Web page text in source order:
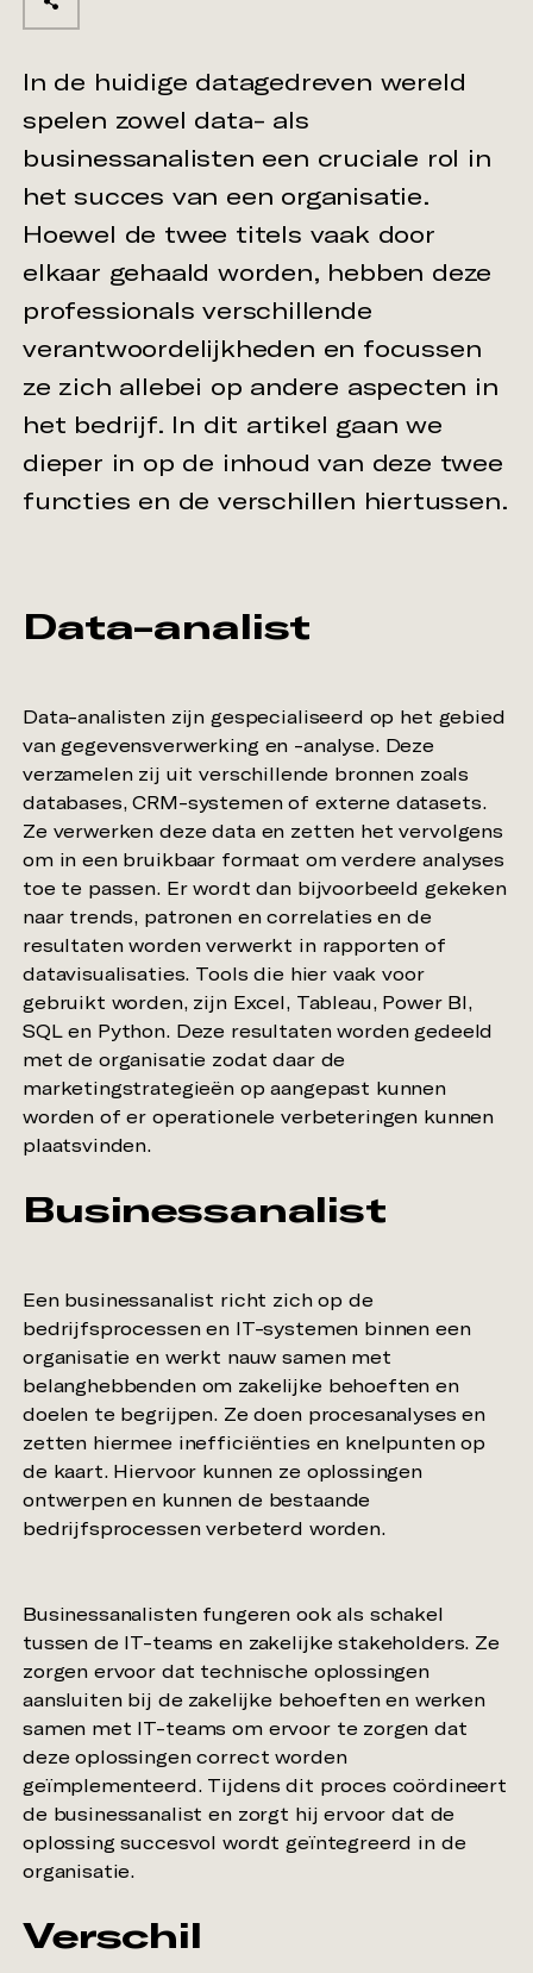
In de huidige datagedreven wereld
spelen zowel data- als
businessanalisten een cruciale rol in
het succes van een organisatie.
Hoewel de twee titels vaak door
elkaar gehaald worden, hebben deze
professionals verschillende
verantwoordelijkheden en focussen
ze zich allebei op andere aspecten in
het bedrijf. In dit artikel gaan we
dieper in op de inhoud van deze twee
functies en de verschillen hiertussen.
Data-analist
Data-analisten zijn gespecialiseerd op het gebied
van gegevensverwerking en -analyse. Deze
verzamelen zij uit verschillende bronnen zoals
databases, CRM-systemen of externe datasets.
Ze verwerken deze data en zetten het vervolgens
om in een bruikbaar formaat om verdere analyses
toe te passen. Er wordt dan bijvoorbeeld gekeken
naar trends, patronen en correlaties en de
resultaten worden verwerkt in rapporten of
datavisualisaties. Tools die hier vaak voor
gebruikt worden, zijn Excel, Tableau, Power BI,
SQL en Python. Deze resultaten worden gedeeld
met de organisatie zodat daar de
marketingstrategieën op aangepast kunnen
worden of er operationele verbeteringen kunnen
Businessanalist
Een businessanalist richt zich op de
bedrijfsprocessen en IT-systemen binnen een
organisatie en werkt nauw samen met
belanghebbenden om zakelijke behoeften en
doelen te begrijpen. Ze doen procesanalyses en
zetten hiermee inefficiënties en knelpunten op
de kaart. Hiervoor kunnen ze oplossingen
ontwerpen en kunnen de bestaande
bedrijfsprocessen verbeterd worden.
Businessanalisten fungeren ook als schakel
tussen de IT-teams en zakelijke stakeholders. Ze
zorgen ervoor dat technische oplossingen
aansluiten bij de zakelijke behoeften en werken
samen met IT-teams om ervoor te zorgen dat
deze oplossingen correct worden
geïmplementeerd. Tijdens dit proces coördineert
de businessanalist en zorgt hij ervoor dat de
oplossing succesvol wordt geïntegreerd in de
Verschil